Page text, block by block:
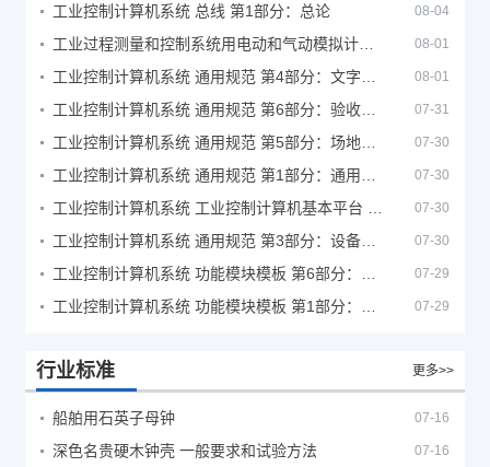
工业控制计算机系统 总线 第1部分：总论 08-04
08-01
08-01
07-31
07-30
07-30
07-30
07-30
07-29
07-29
行业标准 更多>>
船舶用石英子母钟 07-16
深色名贵硬木钟壳 一般要求和试验方法 07-16